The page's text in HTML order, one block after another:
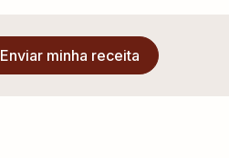
Enviar minha receita